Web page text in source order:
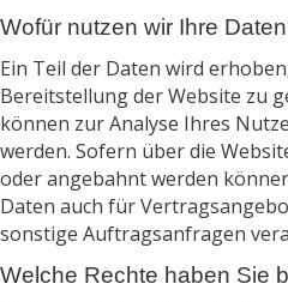
Wofür nutzen wir Ihre
Ein Teil der Daten wird
Bereitstellung der Website zu
können zur Analyse Ihres
werden. Sofern über die
oder angebahnt werden
Daten auch für
sonstige Auftragsanfragen
Welche Rechte haben Sie